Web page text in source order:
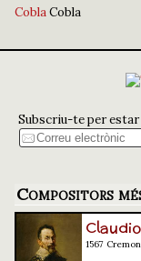
CoblaCobla
Subscriu-te per
Compositors
1567